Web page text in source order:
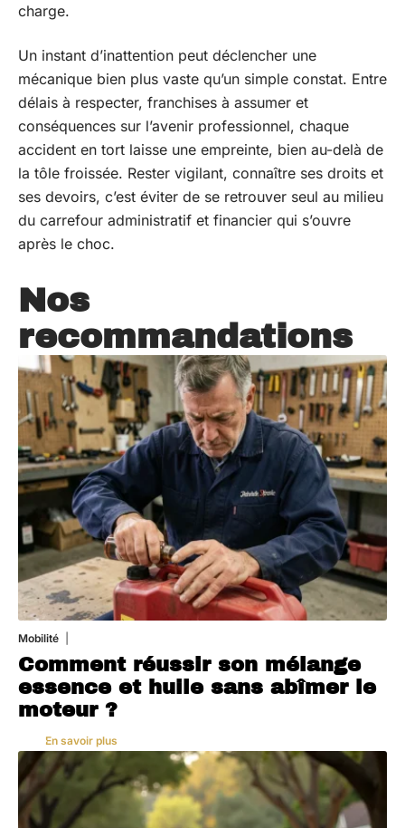
charge.
Un instant d’inattention peut déclencher une
mécanique bien plus vaste qu’un simple constat. Entre
délais à respecter, franchises à assumer et
conséquences sur l’avenir professionnel, chaque
accident en tort laisse une empreinte, bien au-delà de
la tôle froissée. Rester vigilant, connaître ses droits et
ses devoirs, c’est éviter de se retrouver seul au milieu
du carrefour administratif et financier qui s’ouvre
après le choc.
Nos
recommandations
Mobilité
Comment réussir son mélange
essence et huile sans abîmer le
moteur ?
En savoir plus